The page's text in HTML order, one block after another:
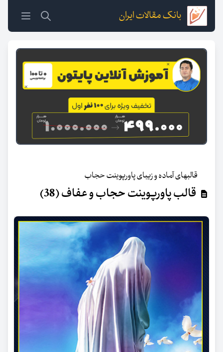
بانک مقالات ایران
قالبهای آماده و زیبای پاورپوینت حجاب
قالب پاورپوینت حجاب و عفاف (38)